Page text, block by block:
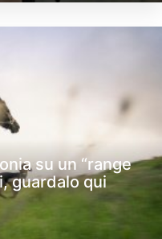
su un “range
guardalo qui